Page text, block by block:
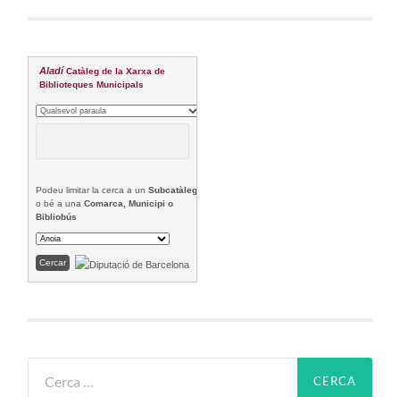
Aladí Catàleg de la Xarxa de
Biblioteques Municipals
Podeu limitar la cerca a unSubcatàleg
o bé a unaComarca, Municipi o
Bibliobús